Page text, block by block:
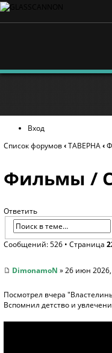
Вход
Список форумов‹ТАВЕРНА‹
Фильмы /
Ответить
Сообщений: 526 • Страница
DimonamoN » 26 июн
Посмотрел вчера
Вспомнил детство и